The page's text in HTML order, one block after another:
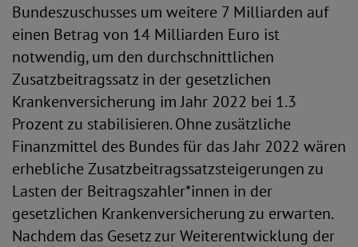
Bundeszuschusses um weitere 7 Milliarden auf
einen Betrag von 14 Milliarden Euro ist
notwendig, um den durchschnittlichen
Zusatzbeitragssatz in der gesetzlichen
Krankenversicherung im Jahr 2022 bei 1.3
Prozent zu stabilisieren. Ohne zusätzliche
Finanzmittel des Bundes für das Jahr 2022 wären
erhebliche Zusatzbeitragssatzsteigerungen zu
Lasten der Beitragszahler*innen in der
gesetzlichen Krankenversicherung zu erwarten.
Nachdem das Gesetz zur Weiterentwicklung der